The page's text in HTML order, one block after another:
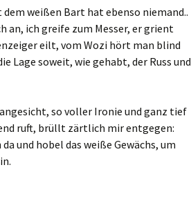
weißen Bart hat ebenso niemand..
an, ich greife zum Messer, er grient
eilt, vom Wozi hört man blind
Lage soweit, wie gehabt, der Russ und
so voller Ironie und ganz tief
ruft, brüllt zärtlich mir entgegen:
und hobel das weiße Gewächs, um